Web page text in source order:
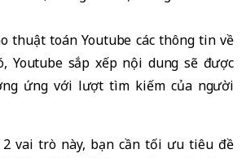
thuật toán Youtube các thông tin về
Youtube sắp xếp nội dung sẽ được
ứng với lượt tìm kiếm của người
vai trò này, bạn cần tối ưu tiêu đề